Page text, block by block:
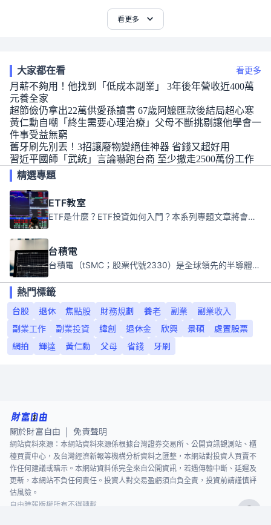
看更多
大家都在看 看更多
月薪不夠用！他找到「低成本副業」 3年後年營收近400萬
元養全家
超節儉仍拿出22萬供愛孫讀書 67歲阿嬤匯款後結局超心寒
黃仁勳自嘲「終生需要心理治療」父母不斷挑剔讓他學會一
件事受益無窮
舊牙刷先別丟！3招讓廢物變絕佳神器 省錢又超好用
習近平國師「武統」言論嚇跑台商 至少撤走2500萬份工作
精選專題
ETF教室
ETF是什麼？ETF投資如何入門？本系列專題文章將會告訴你新手必須知道的ETF基礎知識。
台積電
台積電（tSMC；股票代號2330）是全球領先的半導體代工公司，成立於1987年，總部位於台灣新竹。且已於美國、日本、德國及中國設廠，台積電是全球首家專業積體電路製造服務公司，也是全球最先進和最大規模的半導體代工廠。
熱門標籤
台股
退休 焦點股 財務規劃 養老 副業
副業收入
副業工作
副業投資 緯創 退休金 欣興 景碩
處置股票
網拍
輝達 黃仁勳 父母 省錢 牙刷
關於財富自由 免責聲明
網站資料來源：本網站資料來源係根據台灣證券交易所、公開資訊觀測站、櫃
檯買賣中心，及台灣經濟新報等機構分析資料之匯整，本網站對投資人買賣不
作任何建議或暗示。本網站資料係完全來自公開資訊，若遇傳輸中斷、延遲及
更新，本網站不負任何責任。投資人對交易盈虧須自負全責，投資前請謹慎評
估風險。
自由時報版權所有不得轉載